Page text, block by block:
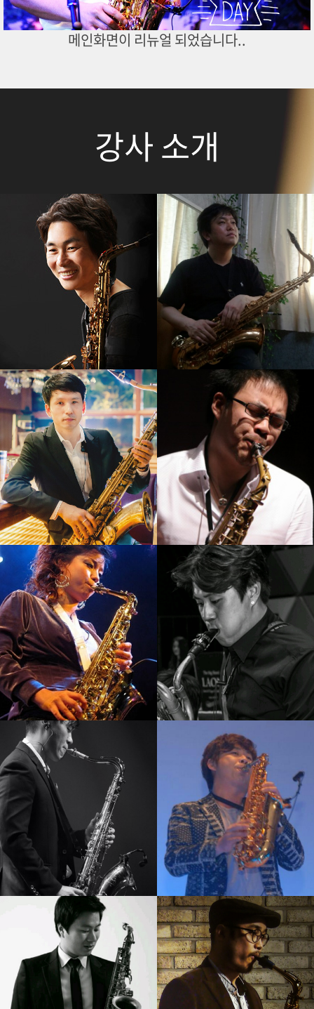
메인화면이 리뉴얼 되었습니다..
강사 소개
강기만
강의보기
김재준
강의보기
황인선
강의보기
박규현
강의보기
김니나
강의보기
서현진
강의보기
임민택 노영현